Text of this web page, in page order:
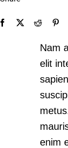
Nam
elit
enim